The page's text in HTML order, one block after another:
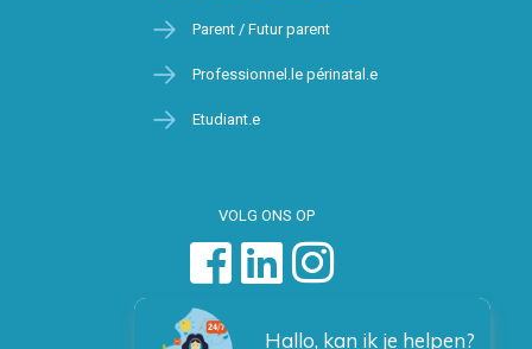
Parent / Futur parent
Professionnel.le périnatal.e
Etudiant.e
VOLG ONS OP
Hallo, kan ik je helpen?